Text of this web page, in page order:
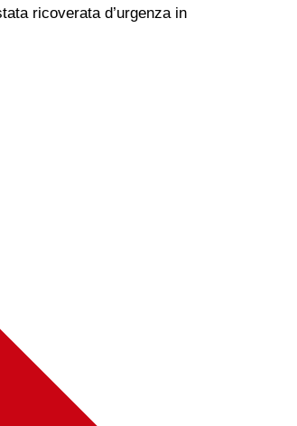
ricoverata d’urgenza in